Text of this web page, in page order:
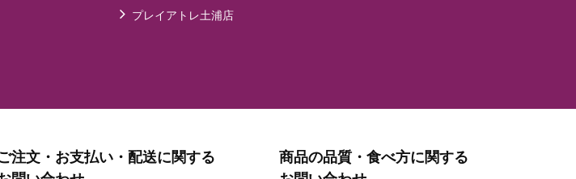
プレイアトレ土浦店
注文・お支払い・配送に関する
商品の品質・食べ方に関する